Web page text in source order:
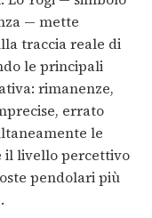
— mette
traccia reale di
le principali
rimanenze,
errato
le
il livello percettivo
pendolari più